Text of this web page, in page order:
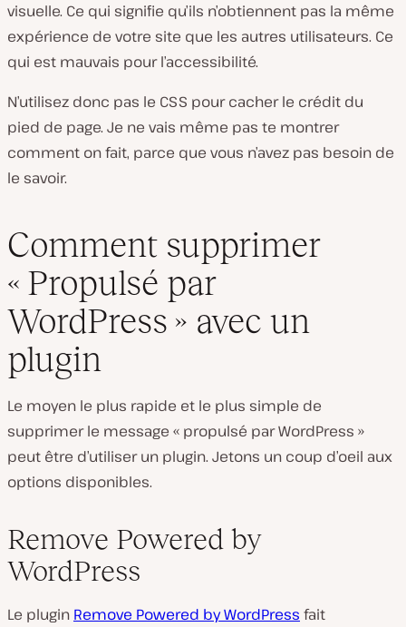
visuelle. Ce qui signifie qu’ils n’obtiennent pas la même
expérience de votre site que les autres utilisateurs. Ce
qui est mauvais pour l’accessibilité.
N’utilisez donc pas le CSS pour cacher le crédit du
pied de page. Je ne vais même pas te montrer
comment on fait, parce que vous n’avez pas besoin de
le savoir.
Comment supprimer
« Propulsé par
WordPress » avec un
plugin
Le moyen le plus rapide et le plus simple de
supprimer le message « propulsé par WordPress »
peut être d’utiliser un plugin. Jetons un coup d’oeil aux
options disponibles.
Remove Powered by
WordPress
Le plugin Remove Powered by WordPress fait